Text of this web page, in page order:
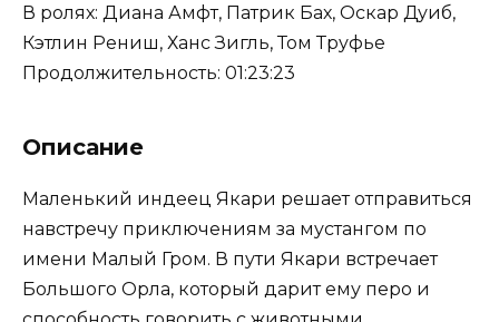
В ролях: Диана Амфт, Патрик Бах, Оскар Дуиб,
Кэтлин Рениш, Ханс Зигль, Том Труфье
Продолжительность: 01:23:23
Описание
Маленький индеец Якари решает отправиться
навстречу приключениям за мустангом по
имени Малый Гром. В пути Якари встречает
Большого Орла, который дарит ему перо и